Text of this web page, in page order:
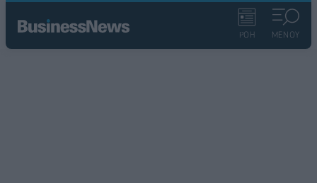
ΡΟΗ ΜΕΝΟΥ